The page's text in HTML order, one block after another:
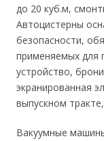
до 20 куб.м,
Автоцистерны
безопасности,
применяемых для
устройство,
экранированная
выпускном
Вакуумные